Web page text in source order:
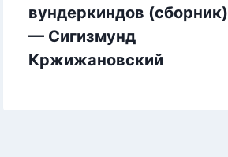
вундеркиндов (сборник)
— Сигизмунд
Кржижановский